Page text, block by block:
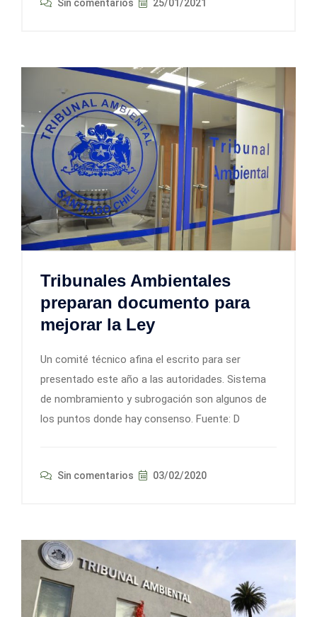
Sin comentarios 25/01/2021
Tribunales Ambientales
preparan documento para
mejorar la Ley
Un comité técnico afina el escrito para ser
presentado este año a las autoridades. Sistema
de nombramiento y subrogación son algunos de
los puntos donde hay consenso. Fuente: D
Sin comentarios 03/02/2020